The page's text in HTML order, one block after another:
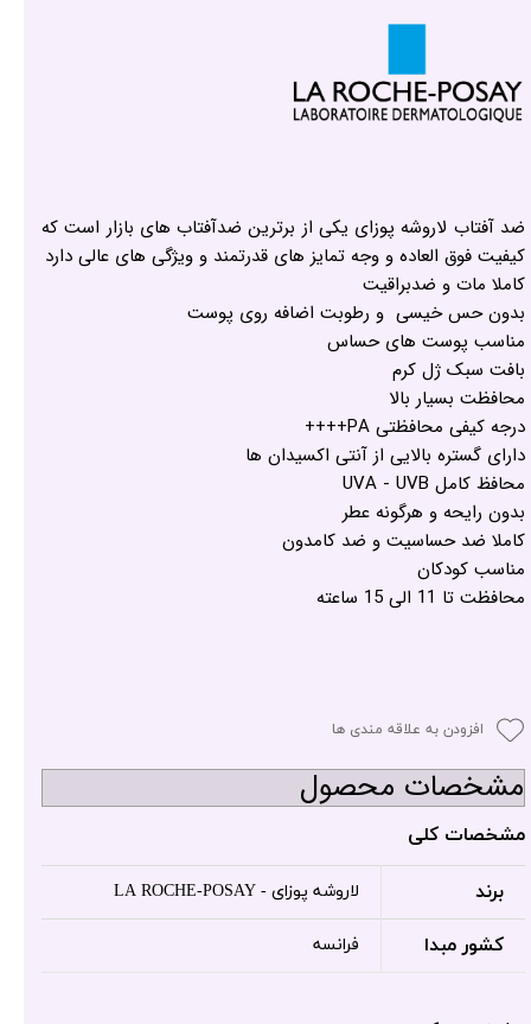
ضد آفتاب لاروشه پوزای یکی از برترین ضدآفتاب های بازار است که
کیفیت فوق العاده و وجه تمایز های قدرتمند و ویژگی های عالی دارد
کاملا مات و ضدبراقیت
بدون حس خیسی و رطوبت اضافه روی پوست
مناسب پوست های حساس
بافت سبک ژل کرم
محافظت بسیار بالا
درجه کیفی محافظتی PA++++
دارای گستره بالایی از آنتی اکسیدان ها
محافظ کامل UVA - UVB
بدون رایحه و هرگونه عطر
کاملا ضد حساسیت و ضد کامدون
مناسب کودکان
محافظت تا 11 الی 15 ساعته
افزودن به علاقه مندی ها
مشخصات محصول
مشخصات کلی
برند لاروشه پوزای - LA ROCHE-POSAY
کشور مبدا فرانسه